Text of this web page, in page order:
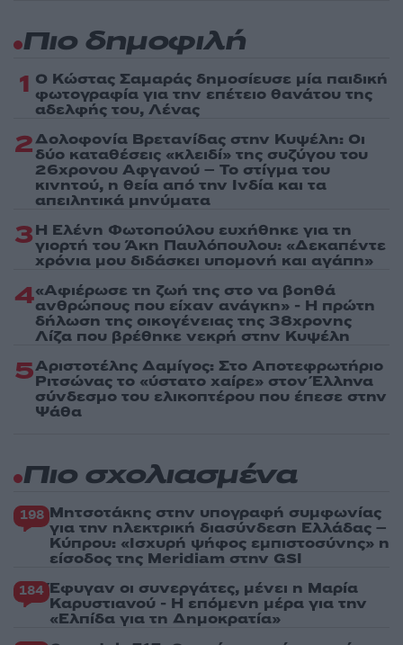
Πιο δημοφιλή
1 Ο Κώστας Σαμαράς δημοσίευσε μία παιδική
φωτογραφία για την επέτειο θανάτου της
αδελφής του, Λένας
2Δολοφονία Βρετανίδας στην Κυψέλη: Οι
δύο καταθέσεις «κλειδί» της συζύγου του
26χρονου Αφγανού – Το στίγμα του
κινητού, η θεία από την Ινδία και τα
απειλητικά μηνύματα
3Η Ελένη Φωτοπούλου ευχήθηκε για τη
γιορτή του Άκη Παυλόπουλου: «Δεκαπέντε
χρόνια μου διδάσκει υπομονή και αγάπη»
4«Αφιέρωσε τη ζωή της στο να βοηθά
ανθρώπους που είχαν ανάγκη» - Η πρώτη
δήλωση της οικογένειας της 38χρονης
Λίζα που βρέθηκε νεκρή στην Κυψέλη
5Αριστοτέλης Δαμίγος: Στο Αποτεφρωτήριο
Ριτσώνας το «ύστατο χαίρε» στον Έλληνα
σύνδεσμο του ελικοπτέρου που έπεσε στην
Ψάθα
Πιο σχολιασμένα
198 Μητσοτάκης στην υπογραφή συμφωνίας
για την ηλεκτρική διασύνδεση Ελλάδας –
Κύπρου: «Ισχυρή ψήφος εμπιστοσύνης» η
είσοδος της Meridiam στην GSI
184 Έφυγαν οι συνεργάτες, μένει η Μαρία
Καρυστιανού - Η επόμενη μέρα για την
«Ελπίδα για τη Δημοκρατία»